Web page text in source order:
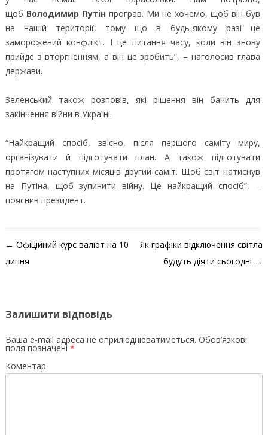
щоб Володимир Путінпрограв. Ми не хочемо, щоб він був
на нашій території, тому що в будь-якому разі це
заморожений конфлікт. І це питання часу, коли він знову
прийде з вторгненням, а він це зробить”, – наголосив глава
держави.
Зеленський також розповів, які рішення він бачить для
закінчення війни в Україні.
“Найкращий спосіб, звісно, після першого саміту миру,
організувати й підготувати план. А також підготувати
протягом наступних місяців другий саміт. Щоб світ натиснув
на Путіна, щоб зупинити війну. Це найкращий спосіб”, –
пояснив президент.
Навігація по запису
← Офіційний курс валют на 10
липня
Як графіки відключення світла
будуть діяти сьогодні →
Залишити відповідь
Ваша e-mail адреса не оприлюднюватиметься. Обов’язкові
поля позначені *
Коментар